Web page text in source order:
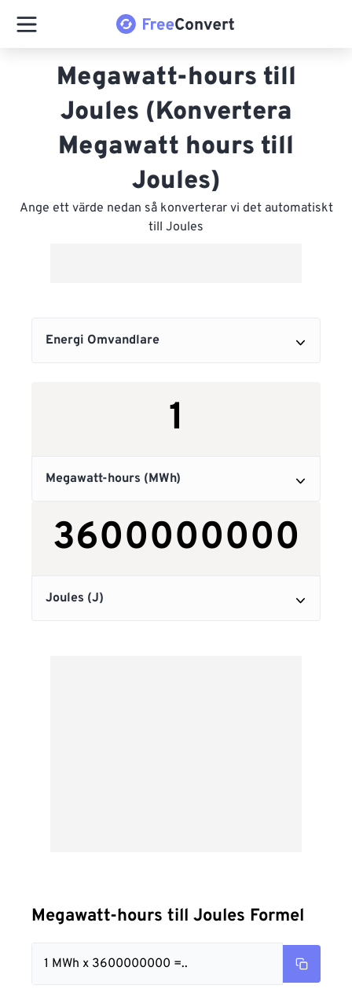
Megawatt-hours till
Joules (Konvertera
Megawatt hours till
Joules)
Ange ett värde nedan så konverterar vi det automatiskt
till Joules
Megawatt-hours till Joules Formel
1 MWh x 3600000000 =..